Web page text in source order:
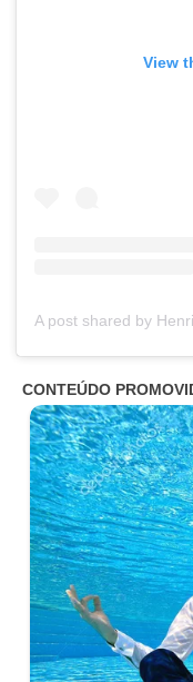
View